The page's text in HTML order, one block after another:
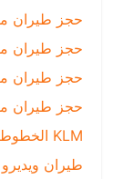
حجز طيران من
حجز طيران من
حجز طيران من
حجز طيران من
طيران ويديرو
|